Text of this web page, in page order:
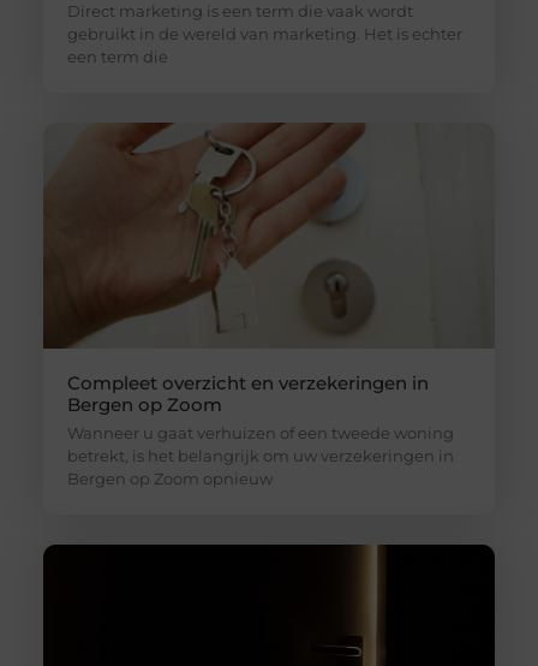
Direct marketing is een term die vaak wordt
gebruikt in de wereld van marketing. Het is echter
een term die
Compleet overzicht en verzekeringen in
Bergen op Zoom
Wanneer u gaat verhuizen of een tweede woning
betrekt, is het belangrijk om uw verzekeringen in
Bergen op Zoom opnieuw